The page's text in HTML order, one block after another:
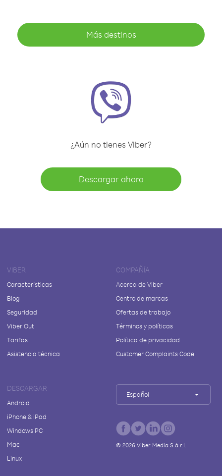
Más destinos
¿Aún no tienes Viber?
Descargar ahora
VIBER
Características
Blog
Seguridad
Viber Out
Tarifas
Asistencia técnica
COMPAÑÍA
Acerca de Viber
Centro de marcas
Ofertas de trabajo
Términos y políticas
Política de privacidad
Customer Complaints Code
DESCARGAR
Android
iPhone & iPad
Windows PC
Mac
Linux
Español
© 2026Viber Media S.à r.l.